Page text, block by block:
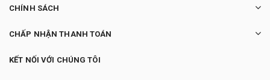
CHÍNH SÁCH
CHẤP NHẬN THANH TOÁN
KẾT NỐI VỚI CHÚNG TÔI